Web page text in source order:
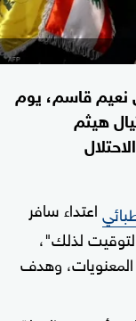
نعيم قاسم، يوم
هيثم
اعتداء سافر
لذلك"،
وهدف